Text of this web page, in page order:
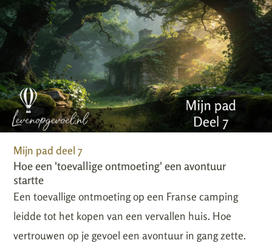
Mijn pad deel 7
Hoe een 'toevallige ontmoeting' een avontuur
startte
Een toevallige ontmoeting op een Franse camping
leidde tot het kopen van een vervallen huis. Hoe
vertrouwen op je gevoel een avontuur in gang zette.